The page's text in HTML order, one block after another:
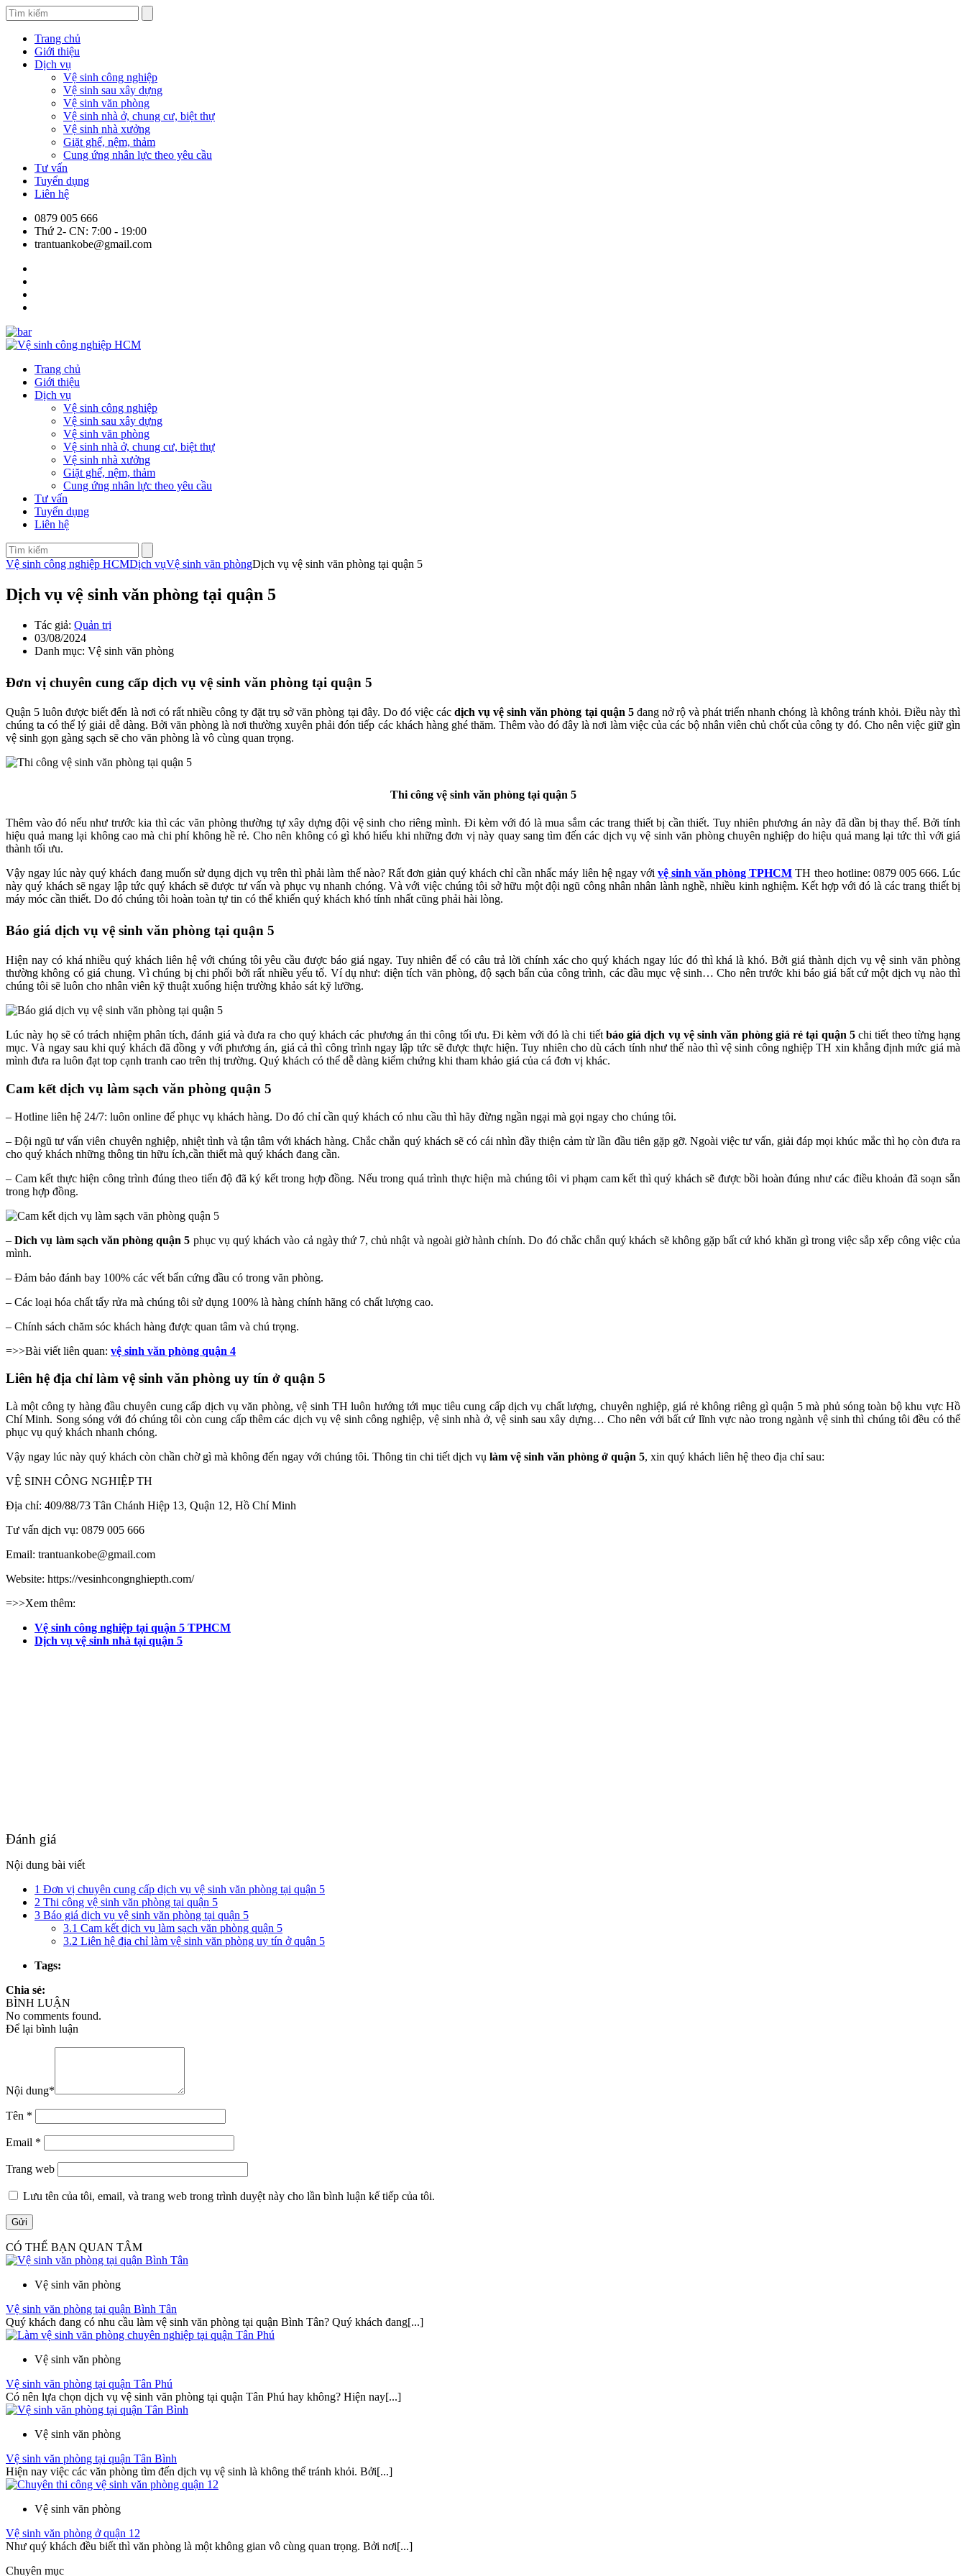
Trang chủ
Giới thiệu
Dịch vụ
Vệ sinh công nghiệp
Vệ sinh sau xây dựng
Vệ sinh văn phòng
Vệ sinh nhà ở, chung cư, biệt thự
Vệ sinh nhà xưởng
Giặt ghế, nệm, thảm
Cung ứng nhân lực theo yêu cầu
Tư vấn
Tuyển dụng
Liên hệ
0879 005 666
Thứ 2- CN: 7:00 - 19:00
trantuankobe@gmail.com
Trang chủ
Giới thiệu
Dịch vụ
Vệ sinh công nghiệp
Vệ sinh sau xây dựng
Vệ sinh văn phòng
Vệ sinh nhà ở, chung cư, biệt thự
Vệ sinh nhà xưởng
Giặt ghế, nệm, thảm
Cung ứng nhân lực theo yêu cầu
Tư vấn
Tuyển dụng
Liên hệ
Vệ sinh công nghiệp HCMDịch vụVệ sinh văn phòngDịch vụ vệ sinh văn phòng tại quận 5
Dịch vụ vệ sinh văn phòng tại quận 5
Tác giả: Quản trị
03/08/2024
Danh mục: Vệ sinh văn phòng
Đơn vị chuyên cung cấp dịch vụ vệ sinh văn phòng tại quận 5
Quận 5 luôn được biết đến là nơi có rất nhiều công ty đặt trụ sở văn phòng tại đây. Do đó việc cácdịch vụ vệ sinh văn phòng tại quận 5đang nở rộ và phát triển nhanh chóng là không tránh khỏi. Điều này thì
chúng ta có thể lý giải dễ dàng. Bởi văn phòng là nơi thường xuyên phải đón tiếp các khách hàng ghé thăm. Thêm vào đó đây là nơi làm việc của các bộ nhân viên chủ chốt của công ty đó. Cho nên việc giữ gìn
vệ sinh gọn gàng sạch sẽ cho văn phòng là vô cùng quan trọng.
Thi công vệ sinh văn phòng tại quận 5
Thêm vào đó nếu như trước kia thì các văn phòng thường tự xây dựng đội vệ sinh cho riêng mình. Đi kèm với đó là mua sắm các trang thiết bị cần thiết. Tuy nhiên phương án này đã dần bị thay thế. Bởi tính
hiệu quả mang lại không cao mà chi phí không hề rẻ. Cho nên không có gì khó hiểu khi những đơn vị này quay sang tìm đến các dịch vụ vệ sinh văn phòng chuyên nghiệp do hiệu quả mang lại tức thì với giá
thành tối ưu.
Vậy ngay lúc này quý khách đang muốn sử dụng dịch vụ trên thì phải làm thế nào? Rất đơn giản quý khách chỉ cần nhấc máy liên hệ ngay với vệ sinh văn phòng TPHCM TH theo hotline: 0879 005 666. Lúc
này quý khách sẽ ngay lập tức quý khách sẽ được tư vấn và phục vụ nhanh chóng. Và với việc chúng tôi sở hữu một đội ngũ công nhân nhân lành nghề, nhiều kinh nghiệm. Kết hợp với đó là các trang thiết bị
máy móc cần thiết. Do đó chúng tôi hoàn toàn tự tin có thể khiến quý khách khó tính nhất cũng phải hài lòng.
Báo giá dịch vụ vệ sinh văn phòng tại quận 5
Hiện nay có khá nhiều quý khách liên hệ với chúng tôi yêu cầu được báo giá ngay. Tuy nhiên để có câu trả lời chính xác cho quý khách ngay lúc đó thì khá là khó. Bởi giá thành dịch vụ vệ sinh văn phòng
thường không có giá chung. Vì chúng bị chi phối bởi rất nhiều yếu tố. Ví dụ như: diện tích văn phòng, độ sạch bẩn của công trình, các đầu mục vệ sinh… Cho nên trước khi báo giá bất cứ một dịch vụ nào thì
chúng tôi sẽ luôn cho nhân viên kỹ thuật xuống hiện trường khảo sát kỹ lưỡng.
Lúc này họ sẽ có trách nhiệm phân tích, đánh giá và đưa ra cho quý khách các phương án thi công tối ưu. Đi kèm với đó là chi tiết báo giá dịch vụ vệ sinh văn phòng giá rẻ tại quận 5chi tiết theo từng hạng
mục. Và ngay sau khi quý khách đã đồng y với phương án, giá cả thì công trình ngay lập tức sẽ được thực hiện. Tuy nhiên cho dù cách tính như thế nào thì vệ sinh công nghiệp TH xin khẳng định mức giá mà
mình đưa ra luôn đạt top cạnh tranh cao trên thị trường. Quý khách có thể dễ dàng kiểm chứng khi tham khảo giá của cá đơn vị khác.
Cam kết dịch vụ làm sạch văn phòng quận 5
– Hotline liên hệ 24/7: luôn online để phục vụ khách hàng. Do đó chỉ cần quý khách có nhu cầu thì hãy đừng ngần ngại mà gọi ngay cho chúng tôi.
– Đội ngũ tư vấn viên chuyên nghiệp, nhiệt tình và tận tâm với khách hàng. Chắc chắn quý khách sẽ có cái nhìn đầy thiện cảm từ lần đầu tiên gặp gỡ. Ngoài việc tư vấn, giải đáp mọi khúc mắc thì họ còn đưa ra
cho quý khách những thông tin hữu ích,cần thiết mà quý khách đang cần.
– Cam kết thực hiện công trình đúng theo tiến độ đã ký kết trong hợp đồng. Nếu trong quá trình thực hiện mà chúng tôi vi phạm cam kết thì quý khách sẽ được bồi hoàn đúng như các điều khoản đã soạn sẵn
trong hợp đồng.
–Dich vụ làm sạch văn phòng quận 5 phục vụ quý khách vào cả ngày thứ 7, chủ nhật và ngoài giờ hành chính. Do đó chắc chắn quý khách sẽ không gặp bất cứ khó khăn gì trong việc sắp xếp công việc của
mình.
– Đảm bảo đánh bay 100% các vết bẩn cứng đầu có trong văn phòng.
– Các loại hóa chất tẩy rửa mà chúng tôi sử dụng 100% là hàng chính hãng có chất lượng cao.
– Chính sách chăm sóc khách hàng được quan tâm và chú trọng.
=>>Bài viết liên quan: vệ sinh văn phòng quận 4
Liên hệ địa chỉ làm vệ sinh văn phòng uy tín ở quận 5
Là một công ty hàng đầu chuyên cung cấp dịch vụ văn phòng, vệ sinh TH luôn hướng tới mục tiêu cung cấp dịch vụ chất lượng, chuyên nghiệp, giá rẻ không riêng gì quận 5 mà phủ sóng toàn bộ khu vực Hồ
Chí Minh. Song sóng với đó chúng tôi còn cung cấp thêm các dịch vụ vệ sinh công nghiệp, vệ sinh nhà ở, vệ sinh sau xây dựng… Cho nên với bất cứ lĩnh vực nào trong ngành vệ sinh thì chúng tôi đều có thể
phục vụ quý khách nhanh chóng.
Vậy ngay lúc này quý khách còn chần chờ gì mà không đến ngay với chúng tôi. Thông tin chi tiết dịch vụ làm vệ sinh văn phòng ở quận 5, xin quý khách liên hệ theo địa chỉ sau:
VỆ SINH CÔNG NGHIỆP TH
Địa chỉ: 409/88/73 Tân Chánh Hiệp 13, Quận 12, Hồ Chí Minh
Tư vấn dịch vụ: 0879 005 666
Email: trantuankobe@gmail.com
Website: https://vesinhcongnghiepth.com/
=>>Xem thêm:
Vệ sinh công nghiệp tại quận 5 TPHCM
Dịch vụ vệ sinh nhà tại quận 5
Đánh giá
Nội dung bài viết
1 Đơn vị chuyên cung cấp dịch vụ vệ sinh văn phòng tại quận 5
2 Thi công vệ sinh văn phòng tại quận 5
3 Báo giá dịch vụ vệ sinh văn phòng tại quận 5
3.1 Cam kết dịch vụ làm sạch văn phòng quận 5
3.2 Liên hệ địa chỉ làm vệ sinh văn phòng uy tín ở quận 5
Tags:
Chia sẻ:
BÌNH LUẬN
No comments found.
Để lại bình luận
Nội dung*
Tên *
Email *
Trang web
Lưu tên của tôi, email, và trang web trong trình duyệt này cho lần bình luận kế tiếp của tôi.
CÓ THỂ BẠN QUAN TÂM
Vệ sinh văn phòng
Vệ sinh văn phòng tại quận Bình Tân
Quý khách đang có nhu cầu làm vệ sinh văn phòng tại quận Bình Tân? Quý khách đang[...]
Vệ sinh văn phòng
Vệ sinh văn phòng tại quận Tân Phú
Có nên lựa chọn dịch vụ vệ sinh văn phòng tại quận Tân Phú hay không? Hiện nay[...]
Vệ sinh văn phòng
Vệ sinh văn phòng tại quận Tân Bình
Hiện nay việc các văn phòng tìm đến dịch vụ vệ sinh là không thể tránh khỏi. Bởi[...]
Vệ sinh văn phòng
Vệ sinh văn phòng ở quận 12
Như quý khách đều biết thì văn phòng là một không gian vô cùng quan trọng. Bởi nơi[...]
Chuyên mục